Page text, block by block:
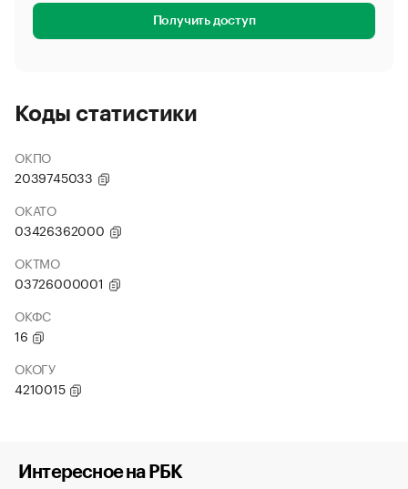
Получить доступ
Коды статистики
ОКПО
2039745033
ОКАТО
03426362000
ОКТМО
03726000001
ОКФС
16
ОКОГУ
4210015
Интересное на РБК